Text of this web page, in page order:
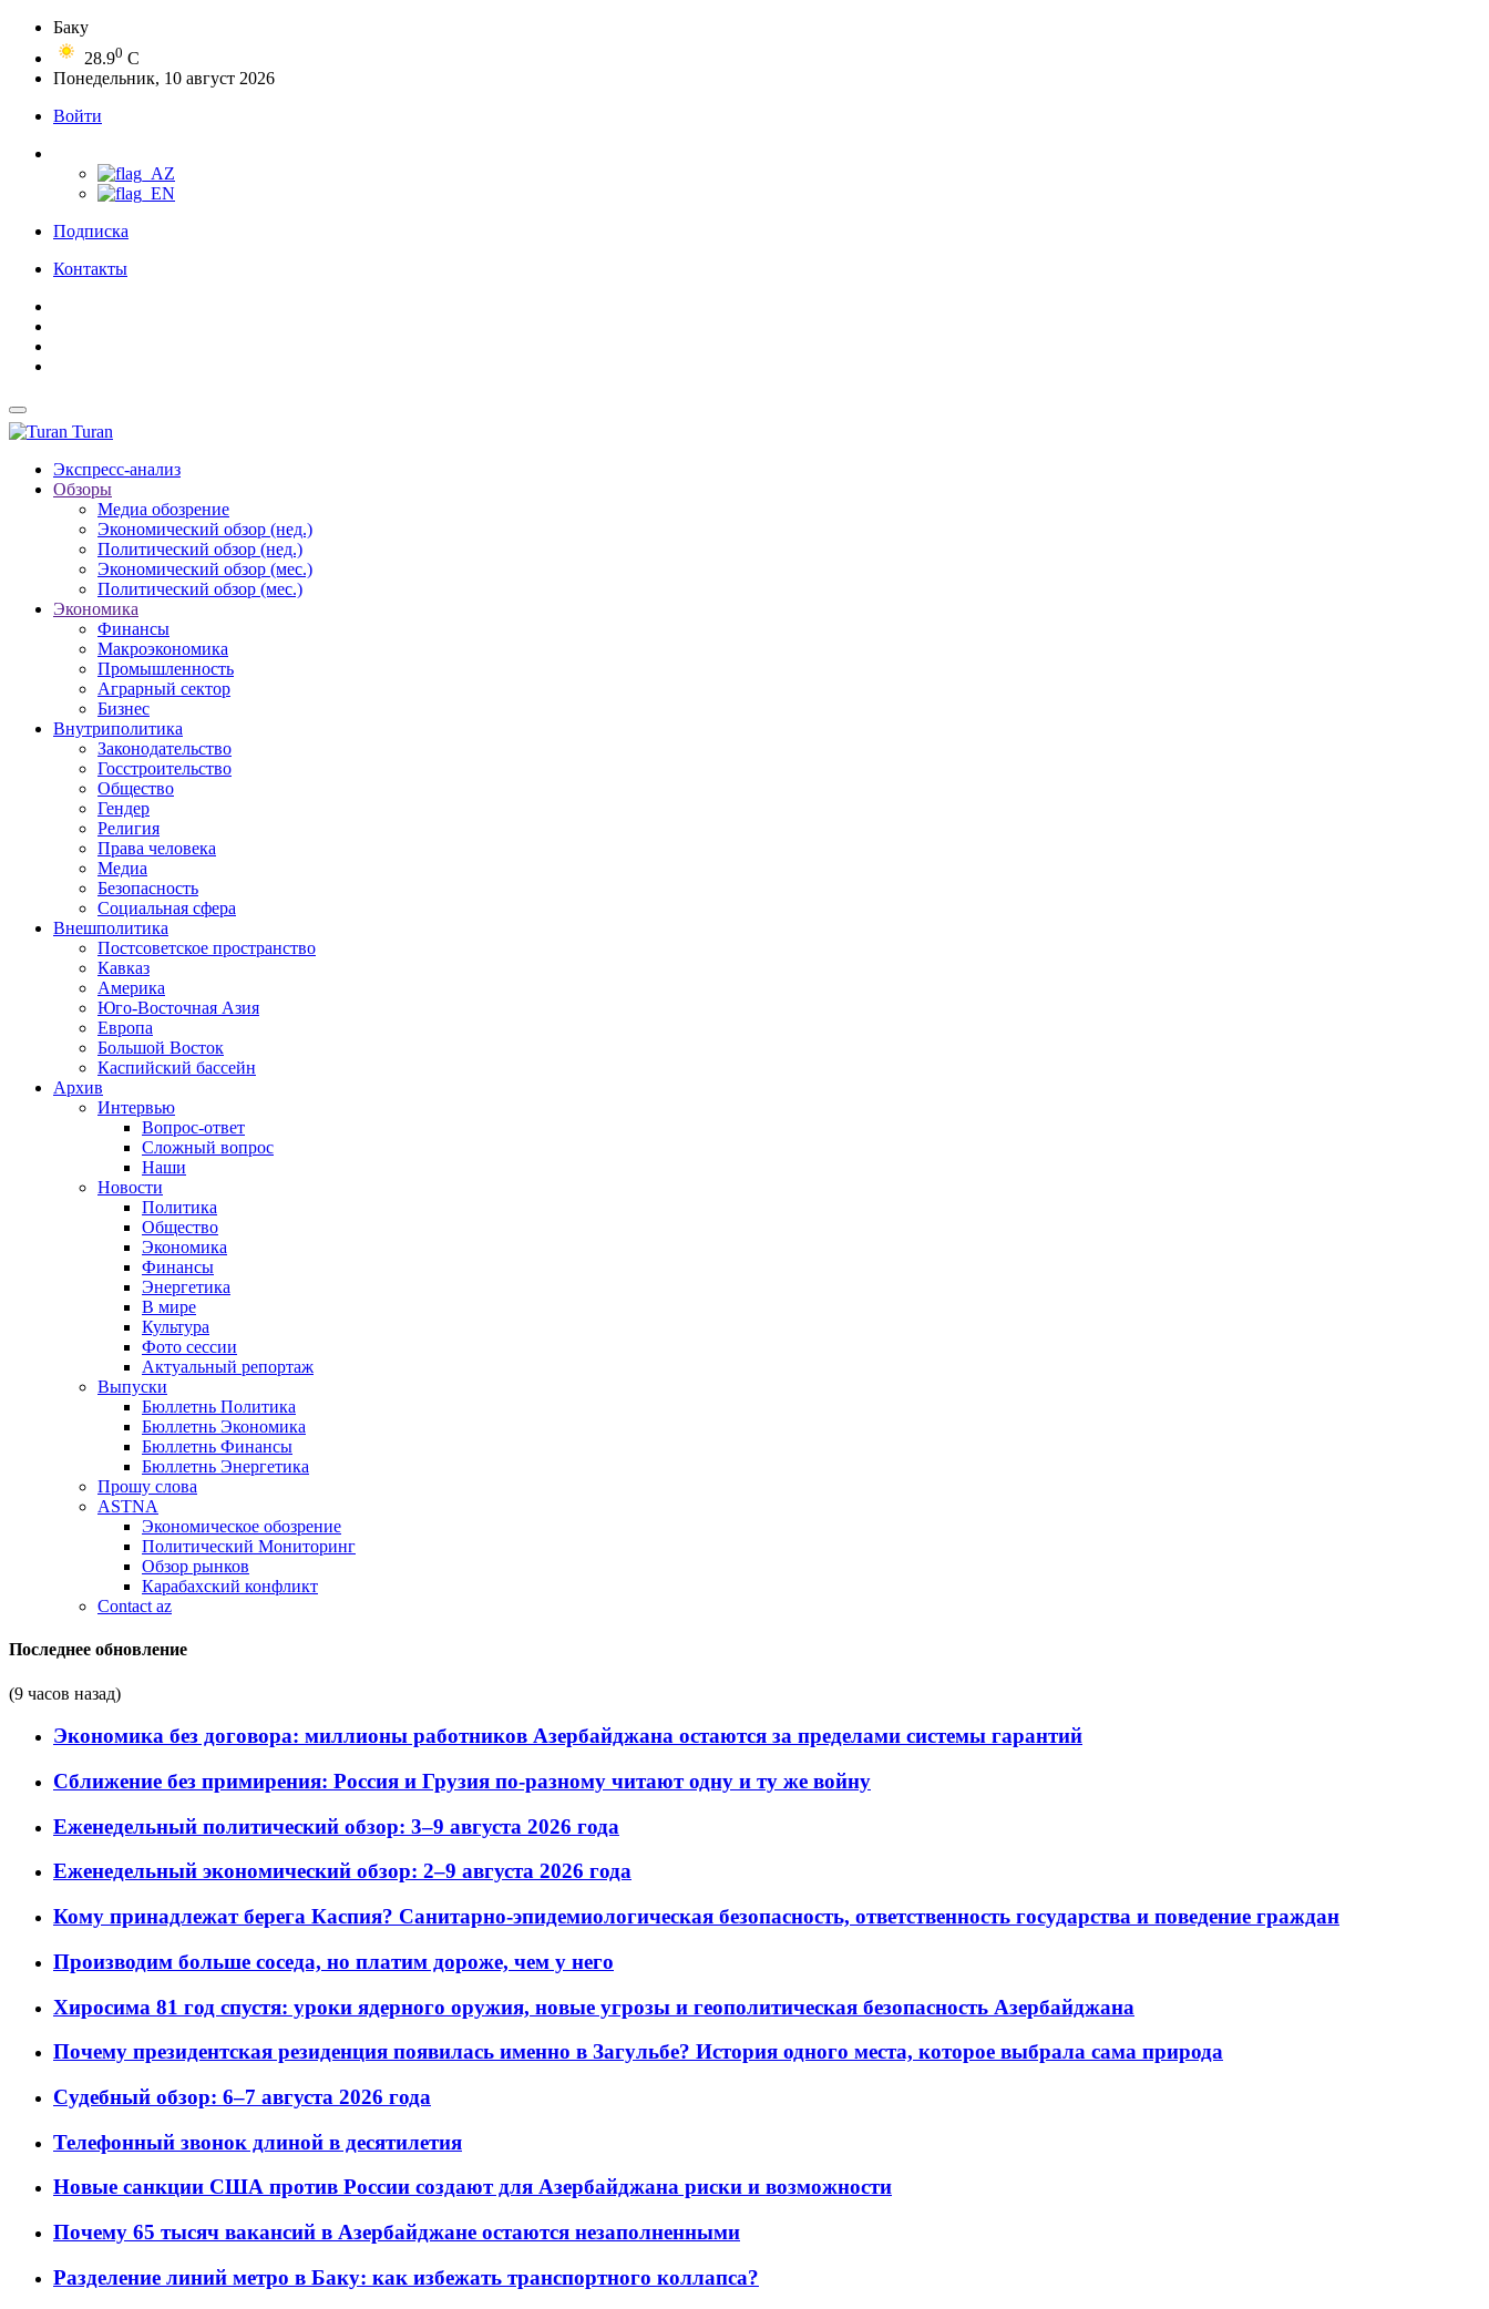
Баку
28.90 C
Понедельник, 10 август 2026
Войти
Подписка
Контакты
Turan
Экспресс-анализ
Обзоры
Медиа обозрение
Экономический обзор (нед.)
Политический обзор (нед.)
Экономический обзор (мес.)
Политический обзор (мес.)
Экономика
Финансы
Макроэкономика
Промышленность
Аграрный сектор
Бизнес
Внутриполитика
Законодательство
Госстроительство
Общество
Гендер
Религия
Права человека
Медиа
Безопасность
Социальная сфера
Внешполитика
Постсоветское пространство
Кавказ
Америка
Юго-Восточная Азия
Европа
Большой Восток
Каспийский бассейн
Архив
Интервью
Вопрос-ответ
Сложный вопрос
Наши
Новости
Политика
Общество
Экономика
Финансы
Энергетика
В мире
Культура
Фото сессии
Актуальный репортаж
Выпуски
Бюллетнь Политика
Бюллетнь Экономика
Бюллетнь Финансы
Бюллетнь Энергетика
Прошу слова
ASTNA
Экономическое обозрение
Политический Мониторинг
Обзор рынков
Карабахский конфликт
Contact az
Последнее обновление
(9 часов назад)
Экономика без договора: миллионы работников Азербайджана остаются за пределами системы гарантий
Сближение без примирения: Россия и Грузия по-разному читают одну и ту же войну
Еженедельный политический обзор: 3–9 августа 2026 года
Еженедельный экономический обзор: 2–9 августа 2026 года
Кому принадлежат берега Каспия? Санитарно-эпидемиологическая безопасность, ответственность государства и поведение граждан
Производим больше соседа, но платим дороже, чем у него
Хиросима 81 год спустя: уроки ядерного оружия, новые угрозы и геополитическая безопасность Азербайджана
Почему президентская резиденция появилась именно в Загульбе? История одного места, которое выбрала сама природа
Судебный обзор: 6–7 августа 2026 года
Телефонный звонок длиной в десятилетия
Новые санкции США против России создают для Азербайджана риски и возможности
Почему 65 тысяч вакансий в Азербайджане остаются незаполненными
Разделение линий метро в Баку: как избежать транспортного коллапса?